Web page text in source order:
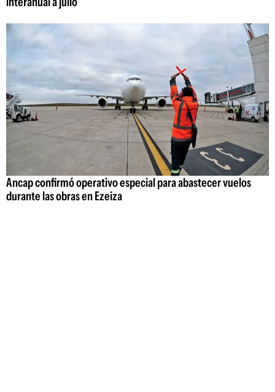
Ancap confirmó operativo especial para abastecer vuelos
durante las obras en Ezeiza